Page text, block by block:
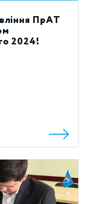
ПрАТ
2024!